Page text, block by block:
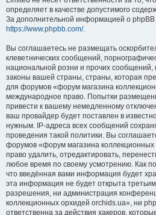
определяет в качестве допустимого
За дополнительной информацией о
https://www.phpbb.com/.
Вы соглашаетесь не размещать
клеветнических сообщений,
национальной розни и прочих сообщений,
законы вашей страны, страны, которая
для форумов «форум магазина
международное право. Попытки
привести к вашему немедленному
ваш провайдер будет поставлен в
нужным. IP-адреса всех сообщений
проведения такой политики. Вы
форумов «форум магазина
право удалить, отредактировать,
любое время по своему усмотрению. Как
что введённая вами информация будет
эта информация не будет открыта
разрешения, ни администрация
коллекционных орхидей orchids.ua», ни
ответственна за действия хакеров,